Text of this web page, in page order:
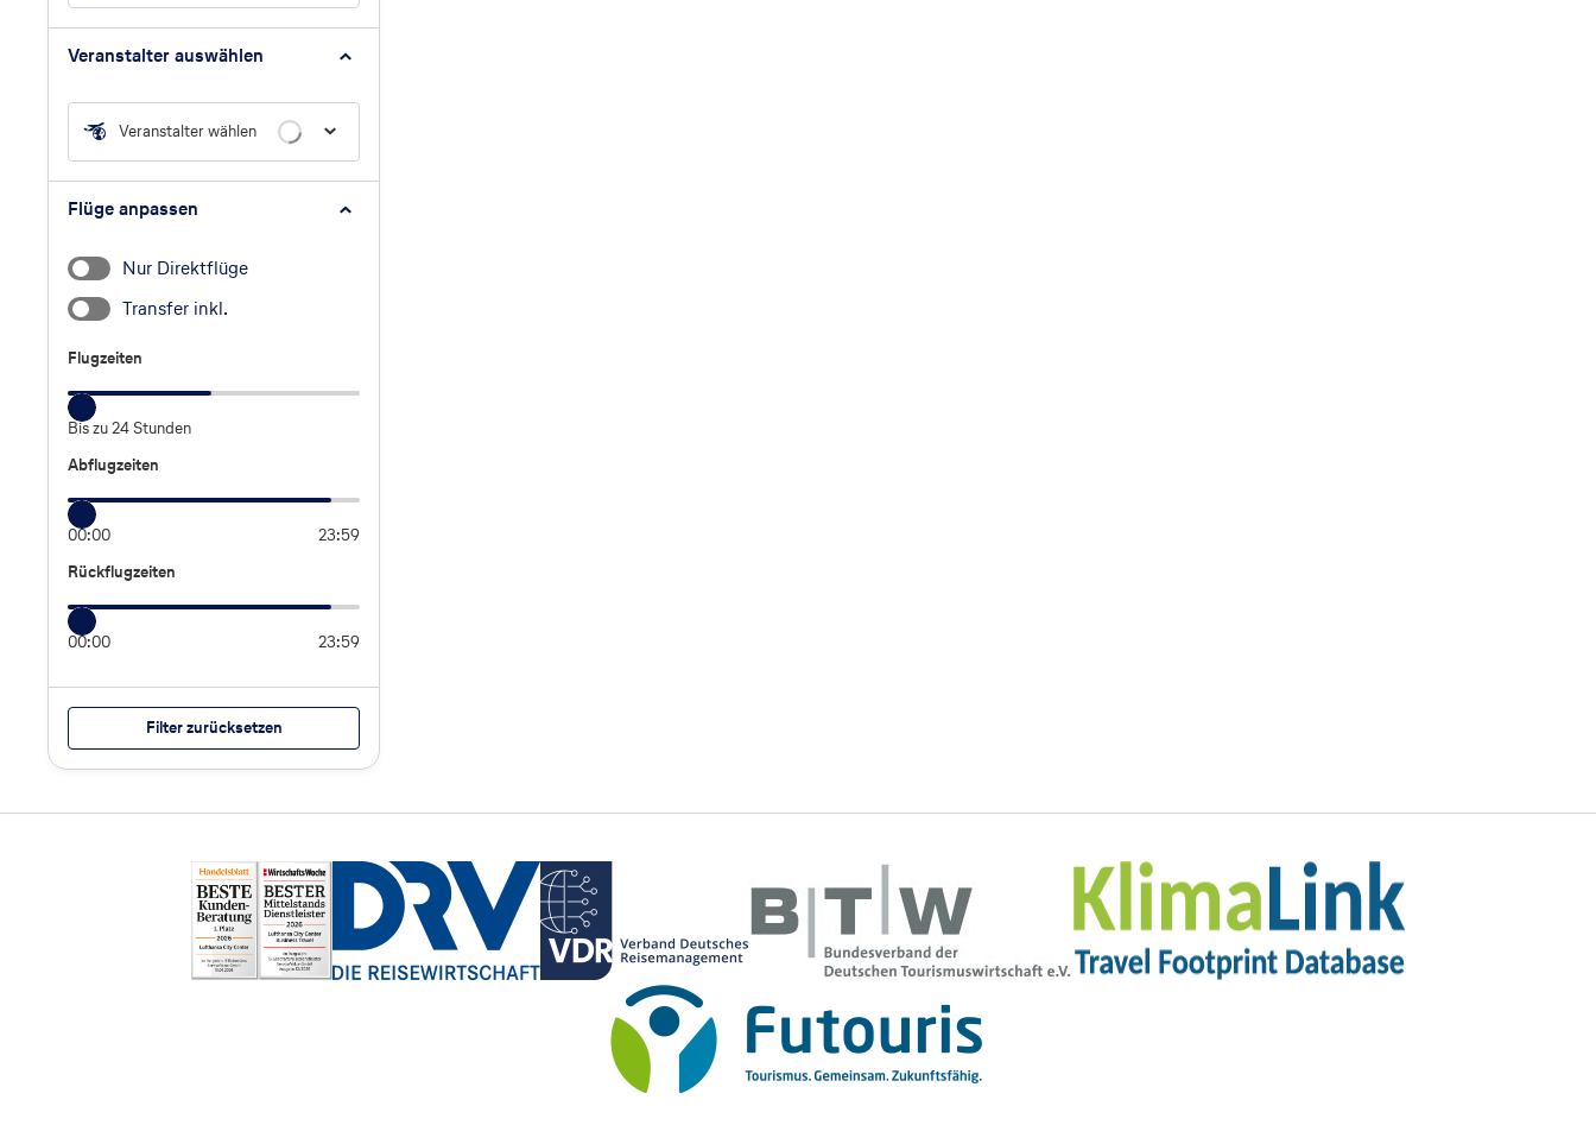
Veranstalter auswählen
Veranstalter wählen
Flüge anpassen
Nur Direktflüge
Transfer inkl.
Flugzeiten
Flugzeiten
Bis zu 24 Stunden
Abflugzeiten
Abflugzeiten
00:00 23:59
Rückflugzeiten
Rückflugzeiten
00:00 23:59
Filter zurücksetzen